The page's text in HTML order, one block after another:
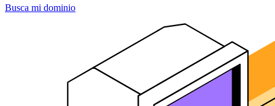
Busca mi dominio